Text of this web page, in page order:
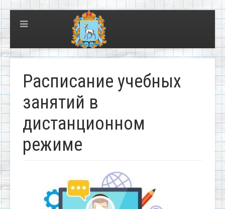
Расписание учебных
занятий в
дистанционном
режиме